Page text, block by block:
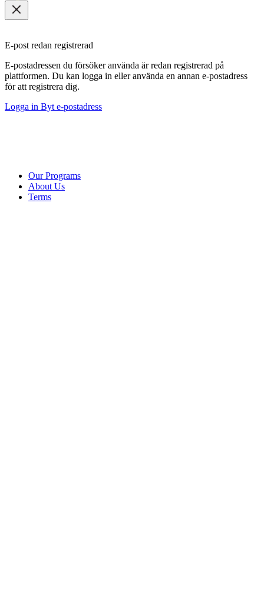
E-post redan registrerad
E-postadressen du försöker använda är redan registrerad på
plattformen. Du kan logga in eller använda en annan e-postadress
för att registrera dig.
Logga in Byt e-postadress
Our Programs
About Us
Terms